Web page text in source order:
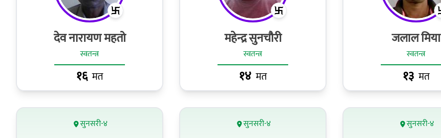
देव नारायण महतो
स्वतन्त्र
१६ मत
महेन्द्र सुनचाैरी
स्वतन्त्र
१४ मत
जलाल मिया
स्वतन्त्र
१३ मत
सुनसरी-४ सुनसरी-४ सुनसरी-४